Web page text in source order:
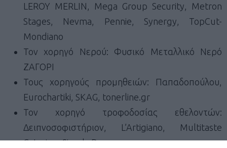
LEROY MERLIN, Mega Group Security, Metron
Stages, Nevma, Pennie, Synergy, TopCut-
Mondiano
Τον χορηγό Νερού: Φυσικό Μεταλλικό Νερό
ΖΑΓΟΡΙ
Τους χορηγούς προμηθειών: Παπαδοπούλου,
Eurochartiki, SKAG, tonerline.gr
Τον χορηγό τροφοδοσίας εθελοντών:
Δειπνοσοφιστήριον, L’Artigiano, Multitaste
Catering, Simply Burgers